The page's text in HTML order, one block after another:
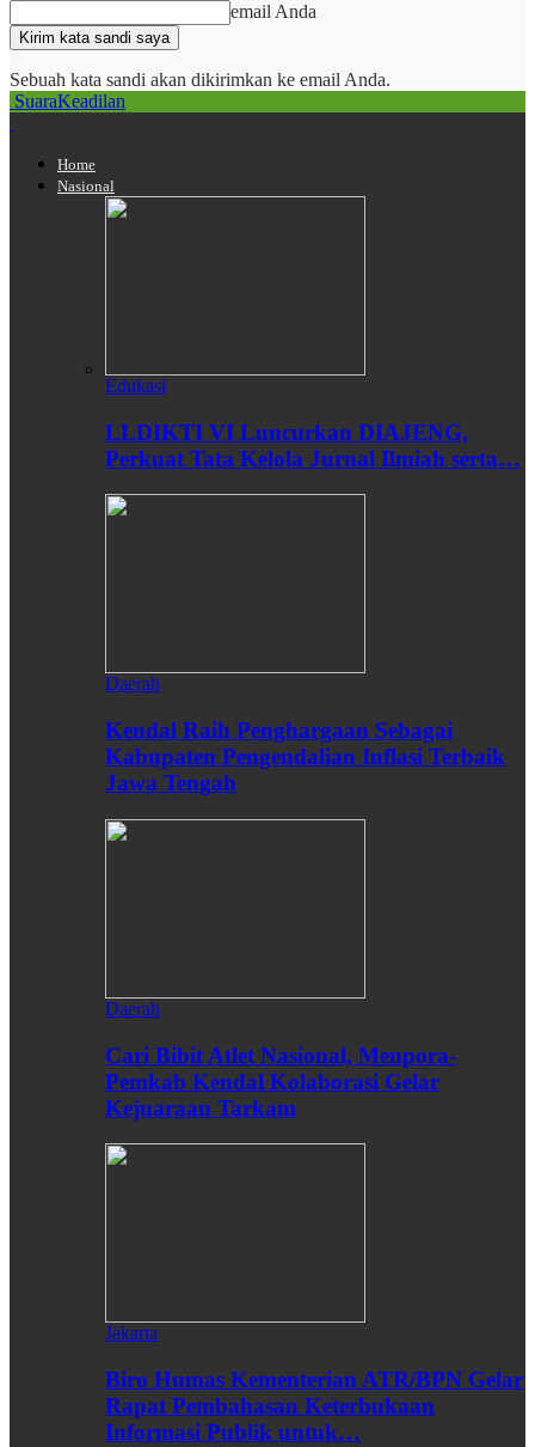
email Anda
Sebuah kata sandi akan dikirimkan ke email Anda.
SuaraKeadilan
Home
Nasional
Edukasi
LLDIKTI VI Luncurkan DIAJENG,
Perkuat Tata Kelola Jurnal Ilmiah serta…
Daerah
Kendal Raih Penghargaan Sebagai
Kabupaten Pengendalian Inflasi Terbaik
Jawa Tengah
Daerah
Cari Bibit Atlet Nasional, Menpora-
Pemkab Kendal Kolaborasi Gelar
Kejuaraan Tarkam
Jakarta
Biro Humas Kementerian ATR/BPN Gelar
Rapat Pembahasan Keterbukaan
Informasi Publik untuk…